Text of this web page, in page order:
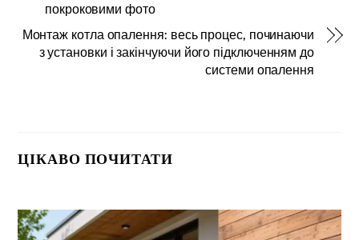
покроковими фото
Монтаж котла опалення: весь процес, починаючи
з установки і закінчуючи його підключенням до
системи опалення
ЦІКАВО ПОЧИТАТИ